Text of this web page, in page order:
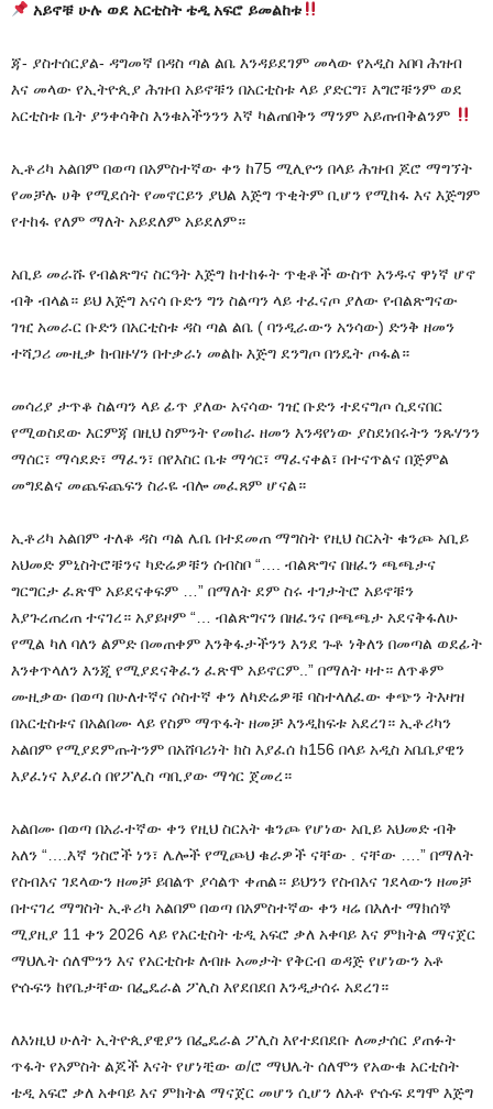
አይኖቹ ሁሉ ወደ አርቲስት ቴዲ አፍሮ ይመልከቱ
ጃ- ያስተሰርያል- ዳግመኛ በዳስ ጣል ልቤ እንዳይደገም መላው የአዲስ አበባ ሕዝብ
እና መላው የኢትዮጲያ ሕዝብ አይኖቹን በአርቲስቱ ላይ ያድርግ፣ እግሮቹንም ወደ
አርቲስቱ ቤት ያንቀሳቅስ እንቁአችንንን እኛ ካልጠበቅን ማንም አይጠብቅልንም
ኢቶሪካ አልበም በወጣ በአምስተኛው ቀን ከ75 ሚሊዮን በላይ ሕዝብ ጆሮ ማግኘት
የመቻሉ ሀቅ የሚደሰት የመኖርይን ያህል እጅግ ጥቂትም ቢሆን የሚከፋ እና እጅግም
የተከፋ የለም ማለት አይደለም አይደለም።
አቢይ መራሹ የብልጽግና ስርዓት እጅግ ከተከፉት ጥቂቶች ውስጥ አንዱና ዋነኛ ሆኖ
ብቅ ብላል። ይህ እጅግ አናሳ ቡድን ግን ስልጣን ላይ ተፈናጦ ያለው የብልጽግናው
ገዢ አመራር ቡድን በአርቲስቱ ዳስ ጣል ልቤ ( ባንዲራውን አንሳው) ድንቅ ዘመን
ተሻጋሪ ሙዚቃ ከብዙሃን በተቃራነ መልኩ እጅግ ደንግጦ በንዴት ጦፋል።
መሳሪያ ታጥቆ ስልጣን ላይ ፊጥ ያለው አናሳው ገዢ ቡድን ተደናግጦ ሲደናበር
የሚወስደው እርምጃ በዚህ ስምንት የመከራ ዘመን እንዳየነው ያስደነበሩትን ንጹሃንን
ማሰር፣ ማሳደድ፣ ማፈን፣ በየእስር ቤቱ ማጎር፣ ማፈናቀል፣ በተናጥልና በጅምል
መግደልና መጨፍጨፍን ስራዬ ብሎ መፈጸም ሆናል።
ኢቶሪካ አልበም ተለቆ ዳስ ጣል ሌቤ በተደመጠ ማግስት የዚህ ስርአት ቁንጮ አቢይ
አህመድ ምኒስትሮቹንና ካድሬዎቹን ሰብስቦ “…. ብልጽግና በዘፈን ጫጫታና
ግርግርታ ፈጽሞ አይደናቀፍም …” በማለት ደም ስሩ ተገታትሮ አይኖቹን
እያጉረጠረጠ ተናገረ። አያይዞም “… ብልጽግናን በዘፈንና በጫጫታ አደናቅፋለሁ
የሚል ካለ ባለን ልምድ በመጠቀም እንቅፋታችንን እንደ ጉቶ ነቅለን በመጣል ወደፊት
እንቀጥላለን እንጂ የሚያደናቅፈን ፈጽሞ አይኖርም..” በማለት ዛተ። ለጥቆም
ሙዚቃው በወጣ በሁለተኛና ሶስተኛ ቀን ለካድሬዎቹ ባስተላለፈው ቀጭን ትእዛዝ
በአርቲስቱና በአልበሙ ላይ የስም ማጥፋት ዘመቻ እንዲከፍቱ አደረገ። ኢቶሪካን
አልበም የሚያደምጡትንም በአሸባሪነት ክስ እያፈሰ ከ156 በላይ አዲስ አቤቤያዊን
እያፈነና እያፈሰ በየፖሊስ ጣቢያው ማጎር ጀመረ።
አልበሙ በወጣ በአራተኛው ቀን የዚህ ስርአት ቁንጮ የሆነው አቢይ አህመድ ብቅ
አለን “….እኛ ንስሮች ነን፣ ሌሎች የሚጮህ ቁራዎች ናቸው . ናቸው ….” በማለት
የስብእና ገደላውን ዘመቻ ይበልጥ ያሳልጥ ቀጠል። ይህንን የስብእና ገደላውን ዘመቻ
በተናገረ ማግስት ኢቶሪካ አልበም በወጣ በአምስተኛው ቀን ዛሬ በእለተ ማክሰኞ
ሚያዚያ 11 ቀን 2026 ላይ የአርቲስት ቴዲ አፍሮ ቃለ አቀባይ እና ምክትል ማናጀር
ማህሌት ሰለሞንን እና የአርቲስቱ ለብዙ አመታት የቅርብ ወዳጅ የሆነውን አቶ
ዮሱፍን ከየቤታቸው በፌዴራል ፖሊስ እየደበደበ እንዲታሰሩ አደረገ።
ለእነዚህ ሁለት ኢትዮጲያዊያን በፌዴራል ፖሊስ እየተደበደቡ ለመታሰር ያጠፉት
ጥፋት የአምስት ልጆች እናት የሆነቺው ወ/ሮ ማህሌት ሰለሞን የአውቁ አርቲስት
ቴዲ አፍሮ ቃለ አቀባይ እና ምክትል ማናጀር መሆን ሲሆን ለአቶ ዮሱፍ ደግሞ እጅግ